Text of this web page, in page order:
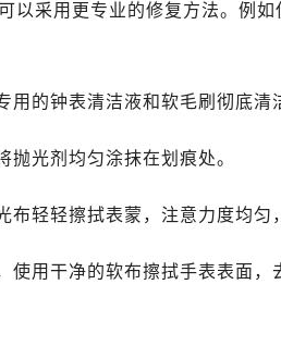
以采用更专业的修复方法。例
用的钟表清洁液和软毛刷彻底清
抛光剂均匀涂抹在划痕处。
布轻轻擦拭表蒙，注意力度均匀
使用干净的软布擦拭手表表面，